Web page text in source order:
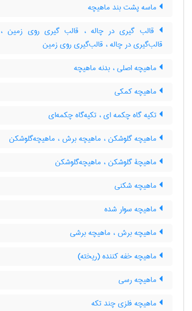
ماسه پشت بند ماهیچه
قالب گیری در چاله ، قالب گیری روی زمین ،
قالب‌گیری در چاله ، قالب‌گیری روی زمین
ماهیچه اصلی ، بدنه ماهیچه
ماهیچه کمکی
تکیه گاه چکمه ای ، تکیه‌گاه چکمه‌ای
ماهیچه گلوشکن ، ماهیچه برش ، ماهیچه‌گلوشکن
ماهیچۀ گلوشکن ، ماهیچه‌گلوشکن
ماهیچه شکنی
ماهیچه سوار شده
ماهیچه برش ، ماهیچه برشی
ماهیچه خفه کننده (ریخته)
ماهیچه رسی
ماهیچه فلزی چند تکه